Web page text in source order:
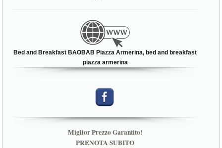
Bed and Breakfast BAOBAB Piazza Armerina, bed and breakfast
piazza armerina
Miglior Prezzo Garantito!
PRENOTA SUBITO